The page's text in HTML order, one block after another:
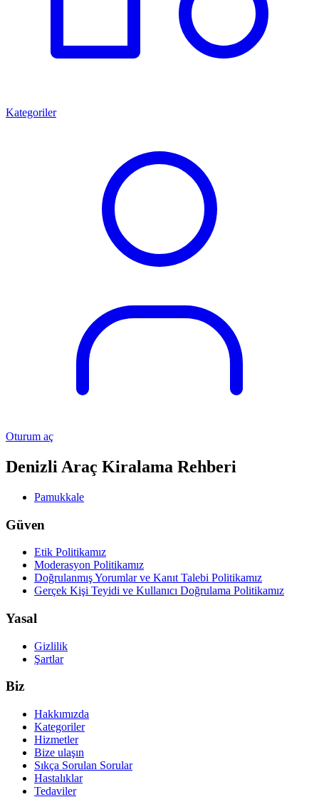
Kategoriler
Oturum aç
Denizli Araç Kiralama Rehberi
Pamukkale
Güven
Etik Politikamız
Moderasyon Politikamız
Doğrulanmış Yorumlar ve Kanıt Talebi Politikamız
Gerçek Kişi Teyidi ve Kullanıcı Doğrulama Politikamız
Yasal
Gizlilik
Şartlar
Biz
Hakkımızda
Kategoriler
Hizmetler
Bize ulaşın
Sıkça Sorulan Sorular
Hastalıklar
Tedaviler